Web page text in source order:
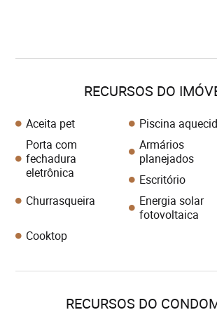
RECURSOS DO
Aceita pet
Piscina
Porta com
fechadura
eletrônica
Armários
planejados
Escritório
Churrasqueira
Energia solar
fotovoltaica
Cooktop
RECURSOS DO